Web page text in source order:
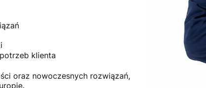
klienta
oraz nowoczesnych rozwiązań,